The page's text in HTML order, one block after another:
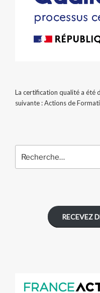
La certification qualité a été
suivante : Actions de
pour
RECEVEZ